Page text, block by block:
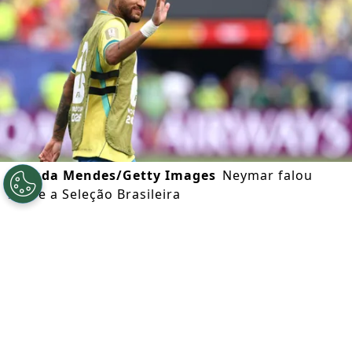
©Buda Mendes/Getty Images Neymar falou
sobre a Seleção Brasileira